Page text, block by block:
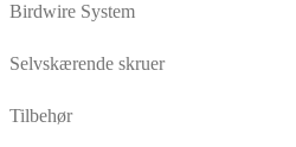
Birdwire System
Selvskærende skruer
Tilbehør